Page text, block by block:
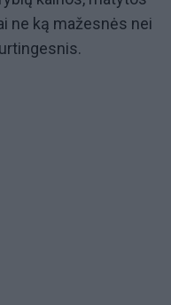
ne ką mažesnės nei